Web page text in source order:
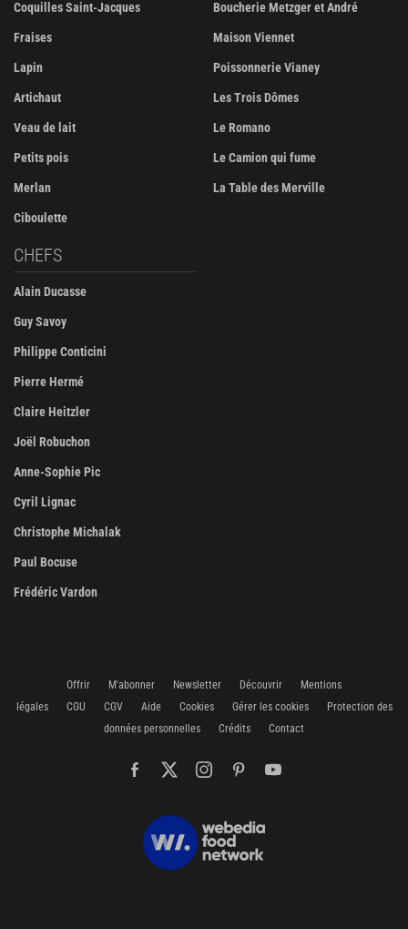
Coquilles Saint-Jacques
Fraises
Lapin
Artichaut
Veau de lait
Petits pois
Merlan
Ciboulette
Boucherie Metzger et André
Maison Viennet
Poissonnerie Vianey
Les Trois Dômes
Le Romano
Le Camion qui fume
La Table des Merville
CHEFS
Alain Ducasse
Guy Savoy
Philippe Conticini
Pierre Hermé
Claire Heitzler
Joël Robuchon
Anne-Sophie Pic
Cyril Lignac
Christophe Michalak
Paul Bocuse
Frédéric Vardon
Offrir M'abonner Newsletter Découvrir
Mentions
légales
CGU CGV Aide Cookies Gérer les cookies
Protection des
données personnelles
Crédits Contact